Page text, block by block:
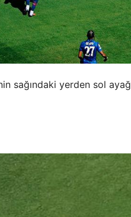
sağındaki yerden sol